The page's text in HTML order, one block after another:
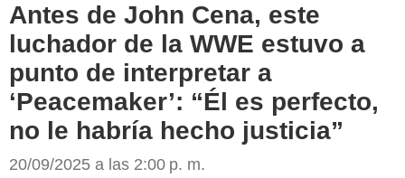
Antes de John Cena, este
luchador de la WWE estuvo a
punto de interpretar a
‘Peacemaker’: “Él es perfecto,
no le habría hecho justicia”
20/09/2025 a las 2:00 p. m.